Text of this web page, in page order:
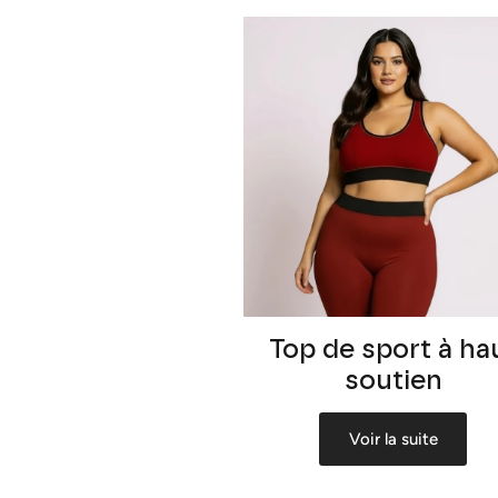
Top de sport à
soutien
Voir la suite